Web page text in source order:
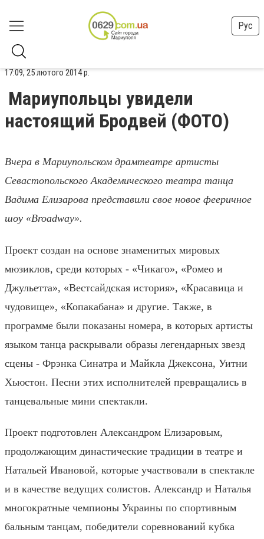
Рус
17:09, 25 лютого 2014 р.
Мариупольцы увидели
настоящий Бродвей (ФОТО)
Вчера в Мариупольском драмтеатре артисты
Севастопольского Академического театра танца
Вадима Елизарова представили свое новое фееричное
шоу «Broadway».
Проект создан на основе знаменитых мировых
мюзиклов, среди которых - «Чикаго», «Ромео и
Джульетта», «Вестсайдская история», «Красавица и
чудовище», «Копакабана» и другие. Также, в
программе были показаны номера, в которых артисты
языком танца раскрывали образы легендарных звезд
сцены - Фрэнка Синатра и Майкла Джексона, Уитни
Хьюстон. Песни этих исполнителей превращались в
танцевальные мини спектакли.
Проект подготовлен Александром Елизаровым,
продолжающим династические традиции в театре и
Натальей Ивановой, которые участвовали в спектакле
и в качестве ведущих солистов. Александр и Наталья
многократные чемпионы Украины по спортивным
бальным танцам, победители соревнований кубка